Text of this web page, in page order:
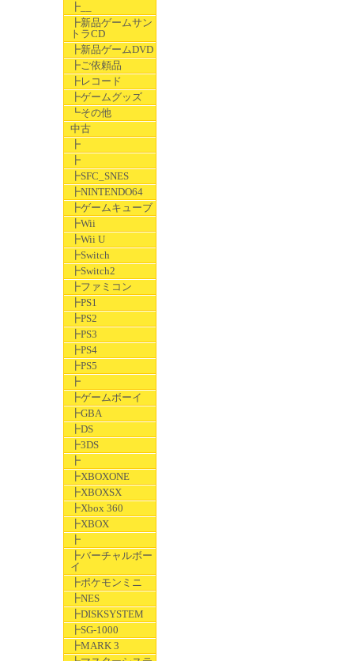
┣__
┣新品ゲームサン
トラCD
┣新品ゲームDVD
┣ご依頼品
┣レコード
┣ゲームグッズ
┗その他
中古
┣
┣
┣SFC_SNES
┣NINTENDO64
┣ゲームキューブ
┣Wii
┣Wii U
┣Switch
┣Switch2
┣ファミコン
┣PS1
┣PS2
┣PS3
┣PS4
┣PS5
┣
┣ゲームボーイ
┣GBA
┣DS
┣3DS
┣
┣XBOXONE
┣XBOXSX
┣Xbox 360
┣XBOX
┣
┣バーチャルボー
イ
┣ポケモンミニ
┣NES
┣DISKSYSTEM
┣SG-1000
┣MARK 3